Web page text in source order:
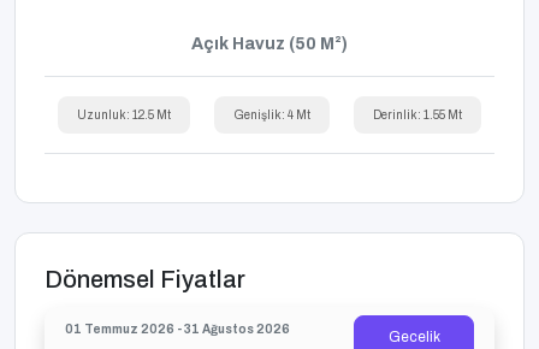
Açık Havuz (50 M²)
Uzunluk: 12.5 Mt Genişlik: 4 Mt Derinlik: 1.55 Mt
Dönemsel Fiyatlar
01 Temmuz 2026 - 31 Ağustos 2026
Gecelik